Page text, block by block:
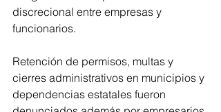
discrecional entre empresas y
funcionarios.
Retención de permisos, multas y
cierres administrativos en municipios y
dependencias estatales fueron